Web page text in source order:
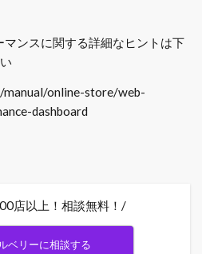
ンスに関する詳細なヒントは下
online-store/web-
dashboard
店以上！相談無料！/
ベリーに相談する